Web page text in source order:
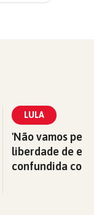
LULA
'Não vamos
liberdade de
confundida